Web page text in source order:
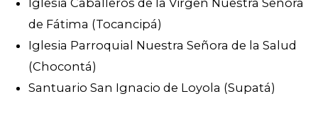
Iglesia Caballeros de la Virgen Nuestra Señora
de Fátima (Tocancipá)
Iglesia Parroquial Nuestra Señora de la Salud
(Chocontá)
Santuario San Ignacio de Loyola (Supatá)